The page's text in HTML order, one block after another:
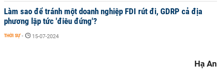
Làm sao để tránh một doanh nghiệp FDI rút đi, GDRP cả địa
phương lập tức 'điêu đứng'?
THỜI SỰ - 15-07-2024
Hạ An